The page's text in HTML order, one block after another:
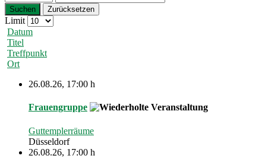
Suchen Zurücksetzen
Limit
Datum
Titel
Treffpunkt
Ort
26.08.26, 17:00 h
Frauengruppe
Guttemplerräume
Düsseldorf
26.08.26, 17:00 h